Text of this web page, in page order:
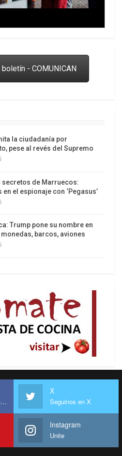
espalda a Trump
- COMUNICAN
la ciudadanía por
pese al revés del Supremo
de Marruecos:
en el espionaje con ‘Pegasus’
Trump pone su nombre en
barcos, aviones
Unite a nuestro Facebook
X
Seguinos en X
Instagram
Unite